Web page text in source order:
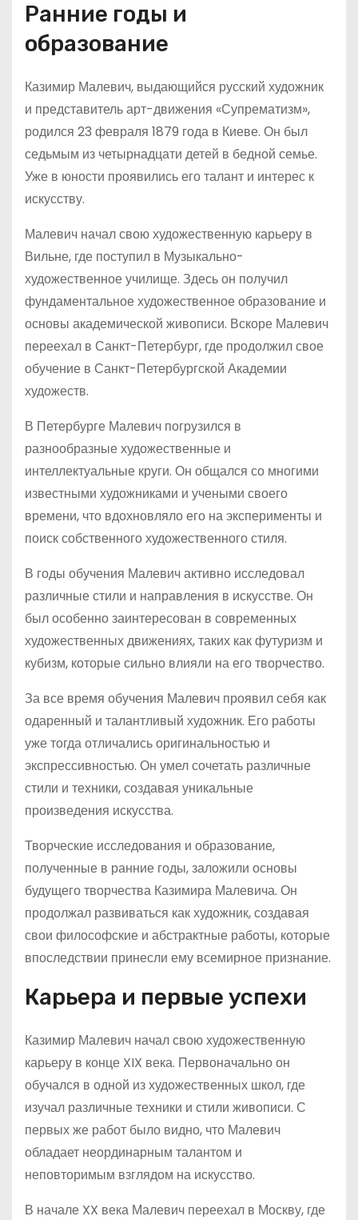
Ранние годы и
образование
Казимир Малевич, выдающийся русский художник
и представитель арт-движения «Супрематизм»,
родился 23 февраля 1879 года в Киеве. Он был
седьмым из четырнадцати детей в бедной семье.
Уже в юности проявились его талант и интерес к
искусству.
Малевич начал свою художественную карьеру в
Вильне, где поступил в Музыкально-
художественное училище. Здесь он получил
фундаментальное художественное образование и
основы академической живописи. Вскоре Малевич
переехал в Санкт-Петербург, где продолжил свое
обучение в Санкт-Петербургской Академии
художеств.
В Петербурге Малевич погрузился в
разнообразные художественные и
интеллектуальные круги. Он общался со многими
известными художниками и учеными своего
времени, что вдохновляло его на эксперименты и
поиск собственного художественного стиля.
В годы обучения Малевич активно исследовал
различные стили и направления в искусстве. Он
был особенно заинтересован в современных
художественных движениях, таких как футуризм и
кубизм, которые сильно влияли на его творчество.
За все время обучения Малевич проявил себя как
одаренный и талантливый художник. Его работы
уже тогда отличались оригинальностью и
экспрессивностью. Он умел сочетать различные
стили и техники, создавая уникальные
произведения искусства.
Творческие исследования и образование,
полученные в ранние годы, заложили основы
будущего творчества Казимира Малевича. Он
продолжал развиваться как художник, создавая
свои философские и абстрактные работы, которые
впоследствии принесли ему всемирное признание.
Карьера и первые успехи
Казимир Малевич начал свою художественную
карьеру в конце XIX века. Первоначально он
обучался в одной из художественных школ, где
изучал различные техники и стили живописи. С
первых же работ было видно, что Малевич
обладает неординарным талантом и
неповторимым взглядом на искусство.
В начале XX века Малевич переехал в Москву, где